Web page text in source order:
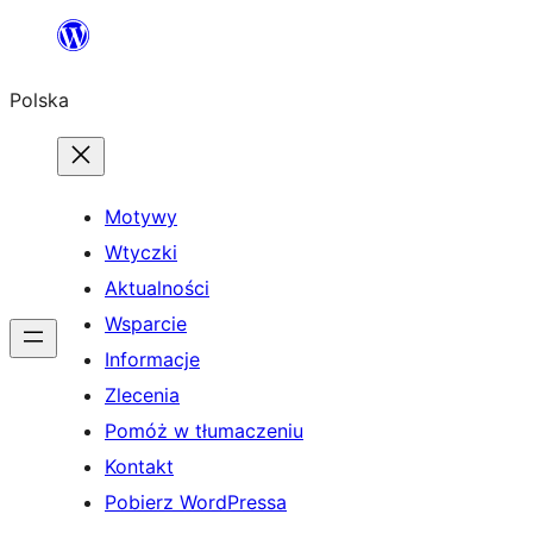
Przejdź
treści
Polska
Motywy
Wtyczki
Aktualności
Wsparcie
Informacje
Zlecenia
Pomóż w tłumaczeniu
Kontakt
Pobierz WordPressa